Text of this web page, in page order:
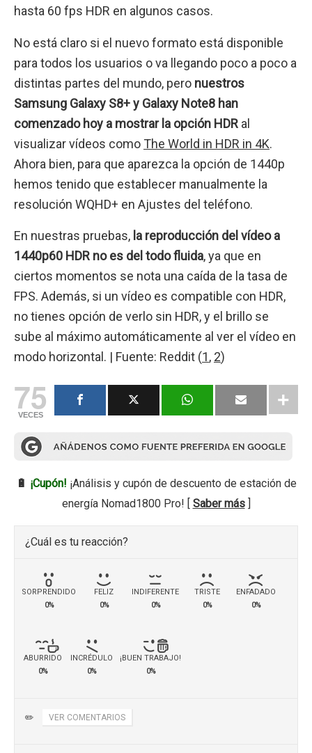
hasta 60 fps HDR en algunos casos.
No está claro si el nuevo formato está disponible
para todos los usuarios o va llegando poco a poco a
distintas partes del mundo, pero nuestros
Samsung Galaxy S8+ y Galaxy Note8 han
comenzado hoy a mostrar la opción HDR al
visualizar vídeos como The World in HDR in 4K.
Ahora bien, para que aparezca la opción de 1440p
hemos tenido que establecer manualmente la
resolución WQHD+ en Ajustes del teléfono.
En nuestras pruebas, la reproducción del vídeo a
1440p60 HDR no es del todo fluida, ya que en
ciertos momentos se nota una caída de la tasa de
FPS. Además, si un vídeo es compatible con HDR,
no tienes opción de verlo sin HDR, y el brillo se
sube al máximo automáticamente al ver el vídeo en
modo horizontal. | Fuente: Reddit (1, 2)
75
VECES
🔋 ¡Cupón! ¡Análisis y cupón de descuento de estación de
energía Nomad1800 Pro! [ Saber más]
¿Cuál es tu reacción?
SORPRENDIDO
0%
FELIZ
0%
INDIFERENTE
0%
TRISTE
0%
ENFADADO
0%
ABURRIDO
0%
INCRÉDULO
0%
¡BUEN TRABAJO!
0%
✏️ VER COMENTARIOS